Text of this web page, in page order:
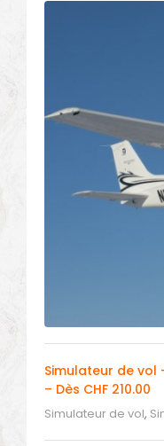
Simulateur de vol
– Dès CHF 210.00
Simulateur de vol,